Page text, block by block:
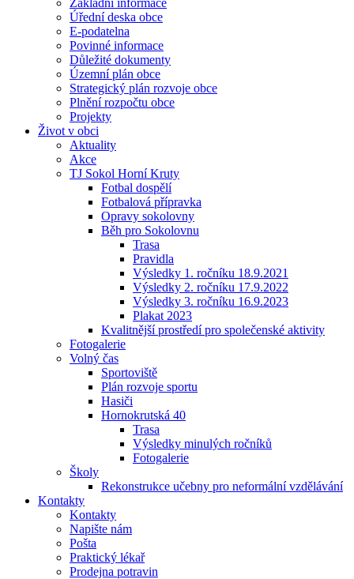
Základní informace
Úřední deska obce
E-podatelna
Povinné informace
Důležité dokumenty
Územní plán obce
Strategický plán rozvoje obce
Plnění rozpočtu obce
Projekty
Život v obci
Aktuality
Akce
TJ Sokol Horní Kruty
Fotbal dospělí
Fotbalová přípravka
Opravy sokolovny
Běh pro Sokolovnu
Trasa
Pravidla
Výsledky 1. ročníku 18.9.2021
Výsledky 2. ročníku 17.9.2022
Výsledky 3. ročníku 16.9.2023
Plakat 2023
Kvalitnější prostředí pro společenské aktivity
Fotogalerie
Volný čas
Sportoviště
Plán rozvoje sportu
Hasiči
Hornokrutská 40
Trasa
Výsledky minulých ročníků
Fotogalerie
Školy
Rekonstrukce učebny pro neformální vzdělávání
Kontakty
Kontakty
Napište nám
Pošta
Praktický lékař
Prodejna potravin